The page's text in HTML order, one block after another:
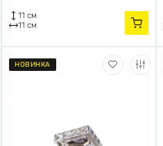
11 см
11 см
НОВИНКА